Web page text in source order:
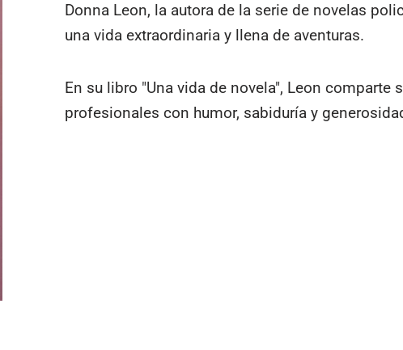
Donna Leon, la autora de la serie de novelas
una vida extraordinaria y llena de aventuras.
En su libro "Una vida de novela", Leon comparte
profesionales con humor, sabiduría y